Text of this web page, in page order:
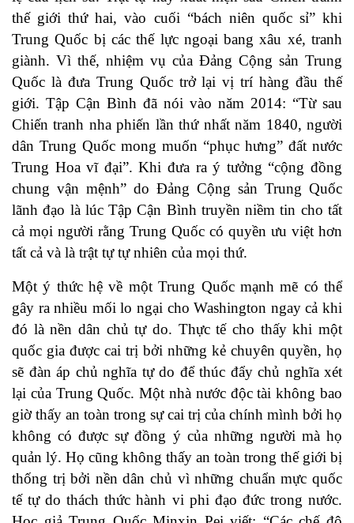
thế giới thứ hai, vào cuối “bách niên quốc sỉ” khi
Trung Quốc bị các thế lực ngoại bang xâu xé, tranh
giành. Vì thế, nhiệm vụ của Đảng Cộng sản Trung
Quốc là đưa Trung Quốc trở lại vị trí hàng đầu thế
giới. Tập Cận Bình đã nói vào năm 2014: “Từ sau
Chiến tranh nha phiến lần thứ nhất năm 1840, người
dân Trung Quốc mong muốn “phục hưng” đất nước
Trung Hoa vĩ đại”. Khi đưa ra ý tưởng “cộng đồng
chung vận mệnh” do Đảng Cộng sản Trung Quốc
lãnh đạo là lúc Tập Cận Bình truyền niềm tin cho tất
cả mọi người rằng Trung Quốc có quyền ưu việt hơn
tất cả và là trật tự tự nhiên của mọi thứ.
Một ý thức hệ về một Trung Quốc mạnh mẽ có thể
gây ra nhiều mối lo ngại cho Washington ngay cả khi
đó là nền dân chủ tự do. Thực tế cho thấy khi một
quốc gia được cai trị bởi những kẻ chuyên quyền, họ
sẽ đàn áp chủ nghĩa tự do để thúc đẩy chủ nghĩa xét
lại của Trung Quốc. Một nhà nước độc tài không bao
giờ thấy an toàn trong sự cai trị của chính mình bởi họ
không có được sự đồng ý của những người mà họ
quản lý. Họ cũng không thấy an toàn trong thế giới bị
thống trị bởi nền dân chủ vì những chuẩn mực quốc
tế tự do thách thức hành vi phi đạo đức trong nước.